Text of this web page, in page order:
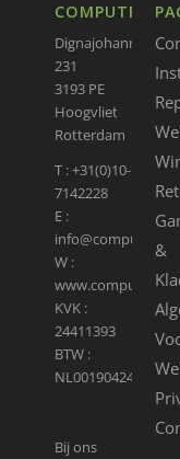
Dignajohannaweg
231
3193 PE
Hoogvliet
Rotterdam
T : +31(0)10-
7142228
E :
W :
KVK :
24411393
BTW :
NL001904246B13
Bij ons
&